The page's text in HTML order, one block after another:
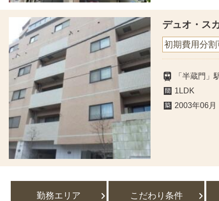
デュオ・ス
初期費用分割
「半蔵門
1LDK
2003年06月
勤務エリア こだわり条件